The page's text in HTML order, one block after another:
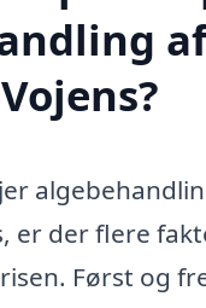
af
er der flere
Først og